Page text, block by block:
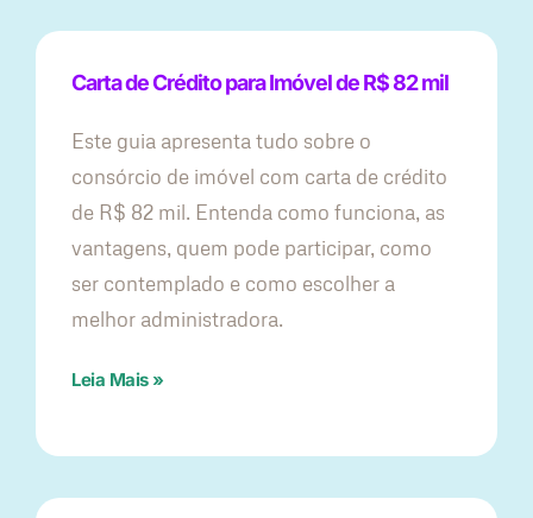
Carta de Crédito para Imóvel de R$ 82 mil
Este guia apresenta tudo sobre o
consórcio de imóvel com carta de crédito
de R$ 82 mil. Entenda como funciona, as
vantagens, quem pode participar, como
ser contemplado e como escolher a
melhor administradora.
Leia Mais »